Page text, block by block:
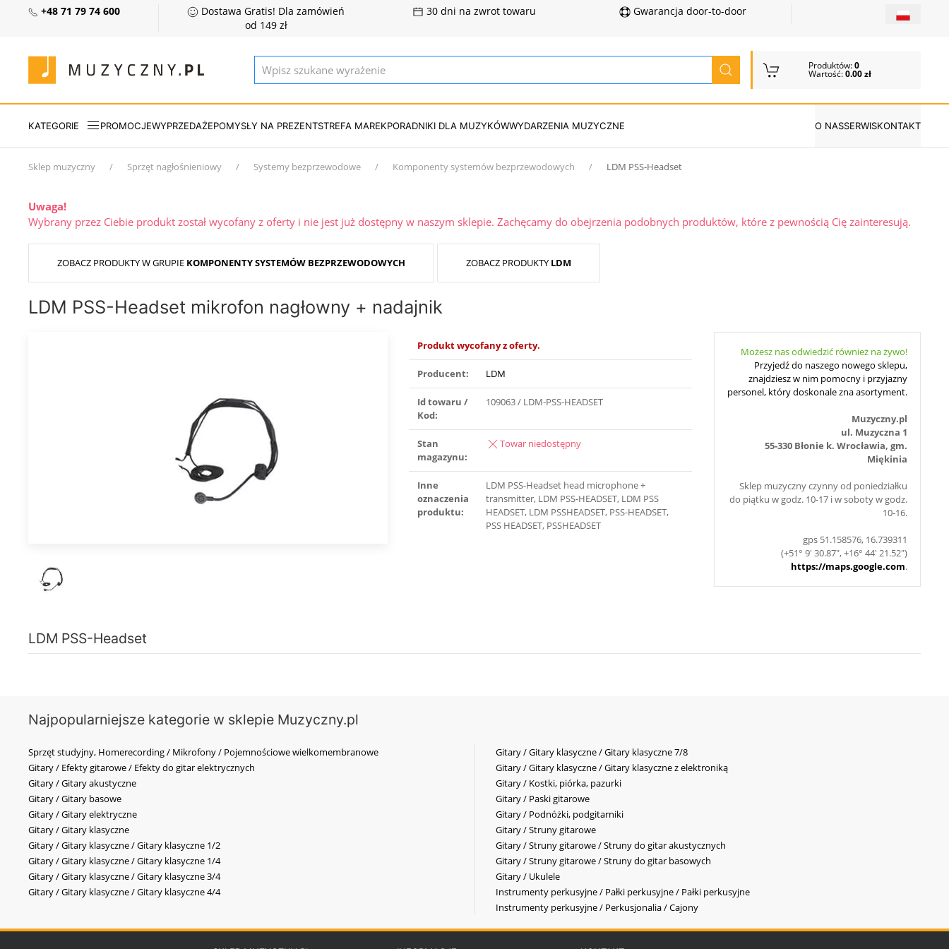
+48 71 79 74 600
Dostawa Gratis! Dla zamówień
od 149 zł
30 dni na zwrot towaru Gwarancja door-to-door
Produktów:0
Wartość:0.00 zł
KATEGORIE PROMOCJEWYPRZEDAŻEPOMYSŁY NA PREZENTSTREFA MAREKPORADNIKI DLA MUZYKÓWWYDARZENIA MUZYCZNE O NASSERWISKONTAKT
Sklep muzyczny Sprzęt nagłośnieniowy Systemy bezprzewodowe Komponenty systemów bezprzewodowych LDM PSS-Headset
Uwaga!
Wybrany przez Ciebie produkt został wycofany z oferty i nie jest już dostępny w naszym sklepie. Zachęcamy do obejrzenia podobnych produktów, które z pewnością Cię zainteresują.
ZOBACZ PRODUKTY W GRUPIE KOMPONENTY SYSTEMÓW BEZPRZEWODOWYCH ZOBACZ PRODUKTY LDM
LDM PSS-Headset mikrofon nagłowny + nadajnik
Produkt wycofany z oferty.
Producent: LDM
Id towaru /
Kod:
109063 / LDM-PSS-HEADSET
Stan
magazynu:
Towar niedostępny
Inne
oznaczenia
produktu:
LDM PSS-Headset head microphone +
transmitter, LDM PSS-HEADSET, LDM PSS
HEADSET, LDM PSSHEADSET, PSS-HEADSET,
PSS HEADSET, PSSHEADSET
Możesz nas odwiedzić również na żywo!
Przyjedź do naszego nowego sklepu,
znajdziesz w nim pomocny i przyjazny
personel, który doskonale zna asortyment.
Muzyczny.pl
ul. Muzyczna 1
55-330 Błonie k. Wrocławia, gm.
Miękinia
Sklep muzyczny czynny od poniedziałku
do piątku w godz. 10-17 i w soboty w godz.
10-16.
gps 51.158576, 16.739311
(+51° 9' 30.87", +16° 44' 21.52")
https://maps.google.com.
LDM PSS-Headset
Najpopularniejsze kategorie w sklepie Muzyczny.pl
Sprzęt studyjny, Homerecording / Mikrofony / Pojemnościowe wielkomembranowe
Gitary / Efekty gitarowe / Efekty do gitar elektrycznych
Gitary / Gitary akustyczne
Gitary / Gitary basowe
Gitary / Gitary elektryczne
Gitary / Gitary klasyczne
Gitary / Gitary klasyczne / Gitary klasyczne 1/2
Gitary / Gitary klasyczne / Gitary klasyczne 1/4
Gitary / Gitary klasyczne / Gitary klasyczne 3/4
Gitary / Gitary klasyczne / Gitary klasyczne 4/4
Gitary / Gitary klasyczne / Gitary klasyczne 7/8
Gitary / Gitary klasyczne / Gitary klasyczne z elektroniką
Gitary / Kostki, piórka, pazurki
Gitary / Paski gitarowe
Gitary / Podnóżki, podgitarniki
Gitary / Struny gitarowe
Gitary / Struny gitarowe / Struny do gitar akustycznych
Gitary / Struny gitarowe / Struny do gitar basowych
Gitary / Ukulele
Instrumenty perkusyjne / Pałki perkusyjne / Pałki perkusyjne
Instrumenty perkusyjne / Perkusjonalia / Cajony